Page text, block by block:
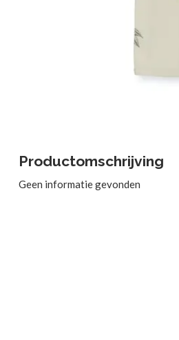
Productomschrijving
Geen informatie gevonden